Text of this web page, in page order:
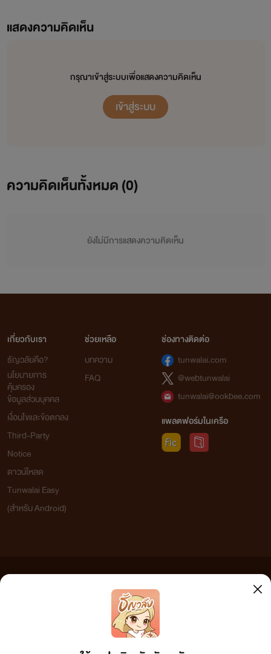
แสดงความคิดเห็น
กรุณาเข้าสู่ระบบเพื่อแสดงความคิดเห็น
เข้าสู่ระบบ
ความคิดเห็นทั้งหมด (0)
ยังไม่มีการแสดงความคิดเห็น
เกี่ยวกับเรา
ธัญวลัยคือ?
นโยบายการ
คุ้มครอง
ข้อมูลส่วนบุคคล
เงื่อนไขและข้อตกลง
Third-Party
Notice
ดาวน์โหลด
Tunwalai Easy
(สำหรับ Android)
ช่วยเหลือ
บทความ
FAQ
ช่องทางติดต่อ
tunwalai.com
@webtunwalai
tunwalai@ookbee.com
แพลตฟอร์มในเครือ
เว็บไซต์แห่งนี้ไม่ได้เห็นด้วยและไม่ขอรับผิดชอบต่อข้อความใดๆ ทั้งสิ้น ดังนั้นผู้อ่านทุกท่านโปรดใช้
วิจารณญาณในการกลั่นกรองด้วยตนเอง และหากท่านพบข้อความใดๆ ที่ขัดต่อกฎหมายและศีลธรรม
กรุณาแจ้งมาที่ tunwalai@ookbee.com เพื่อทีมงานจะได้ดำเนินการในทันที ทั้งนี้ ทางเว็บไซต์ขอสงวน
ลิขสิทธิ์ตามพระราชบัญญัติลิขสิทธิ์ (ฉบับเพิ่มเติม) พ.ศ.2558